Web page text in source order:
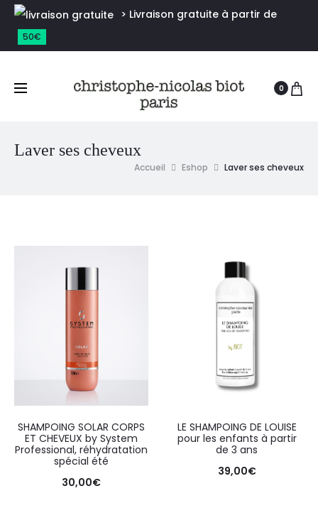
> Livraison gratuite à partir de
50€
0
Laver ses cheveux
Accueil Eshop Laver ses cheveux
SHAMPOING SOLAR CORPS
ET CHEVEUX by System
Professional, réhydratation
spécial été
30,00€
LE SHAMPOING DE LOUISE
pour les enfants à partir
de 3 ans
39,00€